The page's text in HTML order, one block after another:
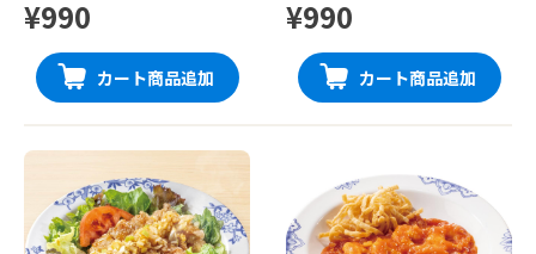
¥990
カート商品追加
¥990
カート商品追加